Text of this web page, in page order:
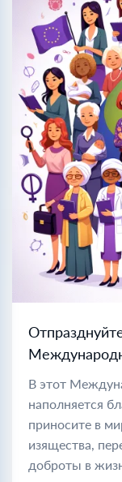
В этот
наполняется
приносите в
изящества,
доброты в